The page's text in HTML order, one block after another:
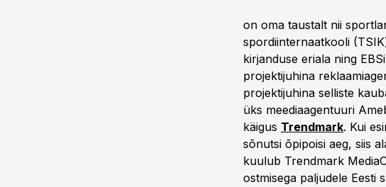
on oma taustalt nii
spordiinternaatkooli
kirjanduse eriala ning
projektijuhina
projektijuhina selliste
üks meediaagentuuri
käigus Trendmark. Kui
sõnutsi õpipoisi aeg, siis
kuulub Trendmark
ostmisega paljudele Eesti